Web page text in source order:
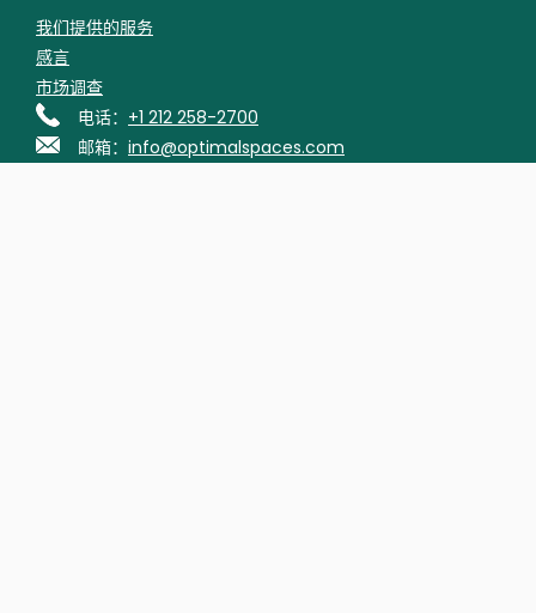
我们提供的服务
感言
市场调查
电话： +1 212 258-2700
邮箱： info@optimalspaces.com